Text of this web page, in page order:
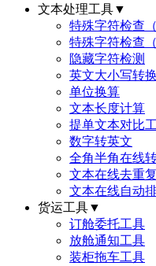
文本处理工具▼
特殊字符检查
特殊字符检查
隐藏字符检测
英文大小写转换
单位换算
文本长度计算
提单文本对比
数字转英文
全角半角在线
文本在线去重复
文本在线自动
货运工具▼
订舱委托工具
放舱通知工具
装柜拖车工具